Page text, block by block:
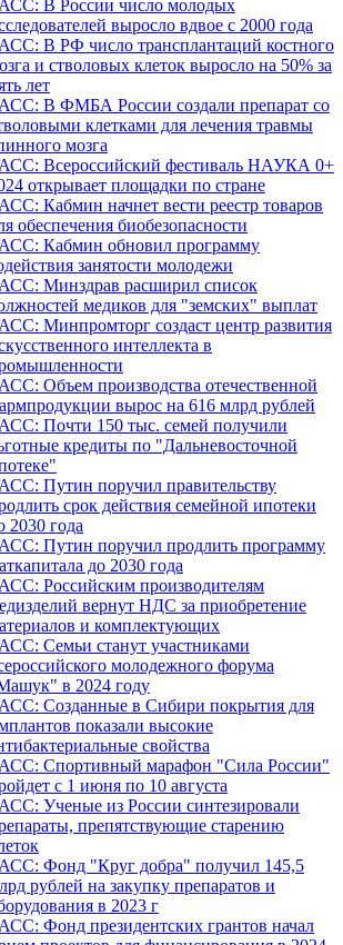
В России число молодых
выросло вдвое с 2000 года
В РФ число трансплантаций костного
и стволовых клеток выросло на 50% за
лет
В ФМБА России создали препарат со
клетками для лечения травмы
мозга
Всероссийский фестиваль НАУКА 0+
открывает площадки по стране
Кабмин начнет вести реестр товаров
обеспечения биобезопасности
Кабмин обновил программу
занятости молодежи
Минздрав расширил список
медиков для "земских" выплат
Минпромторг создаст центр развития
интеллекта в
Объем производства отечественной
вырос на 616 млрд рублей
Почти 150 тыс. семей получили
кредиты по "Дальневосточной
Путин поручил правительству
срок действия семейной ипотеки
2030 года
Путин поручил продлить программу
до 2030 года
Российским производителям
вернут НДС за приобретение
и комплектующих
Семьи станут участниками
молодежного форума
в 2024 году
Созданные в Сибири покрытия для
показали высокие
свойства
Спортивный марафон "Сила России"
с 1 июня по 10 августа
Ученые из России синтезировали
препятствующие старению
Фонд "Круг добра" получил 145,5
рублей на закупку препаратов и
в 2023 г
Фонд президентских грантов начал